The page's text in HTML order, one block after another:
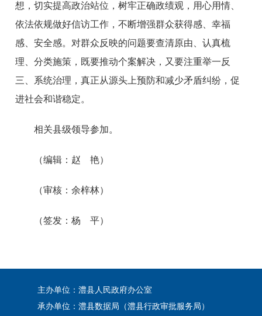
想，切实提高政治站位，树牢正确政绩观，用心用情、
依法依规做好信访工作，不断增强群众获得感、幸福
感、安全感。对群众反映的问题要查清原由、认真梳
理、分类施策，既要推动个案解决，又要注重举一反
三、系统治理，真正从源头上预防和减少矛盾纠纷，促
进社会和谐稳定。
相关县级领导参加。
（编辑：赵 艳）
（审核：余梓林）
（签发：杨 平）
主办单位：澧县人民政府办公室
承办单位：澧县数据局（澧县行政审批服务局）